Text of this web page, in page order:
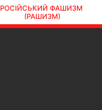
РОСІЙСЬКИЙ ФАШИЗМ
(РАШИЗМ)